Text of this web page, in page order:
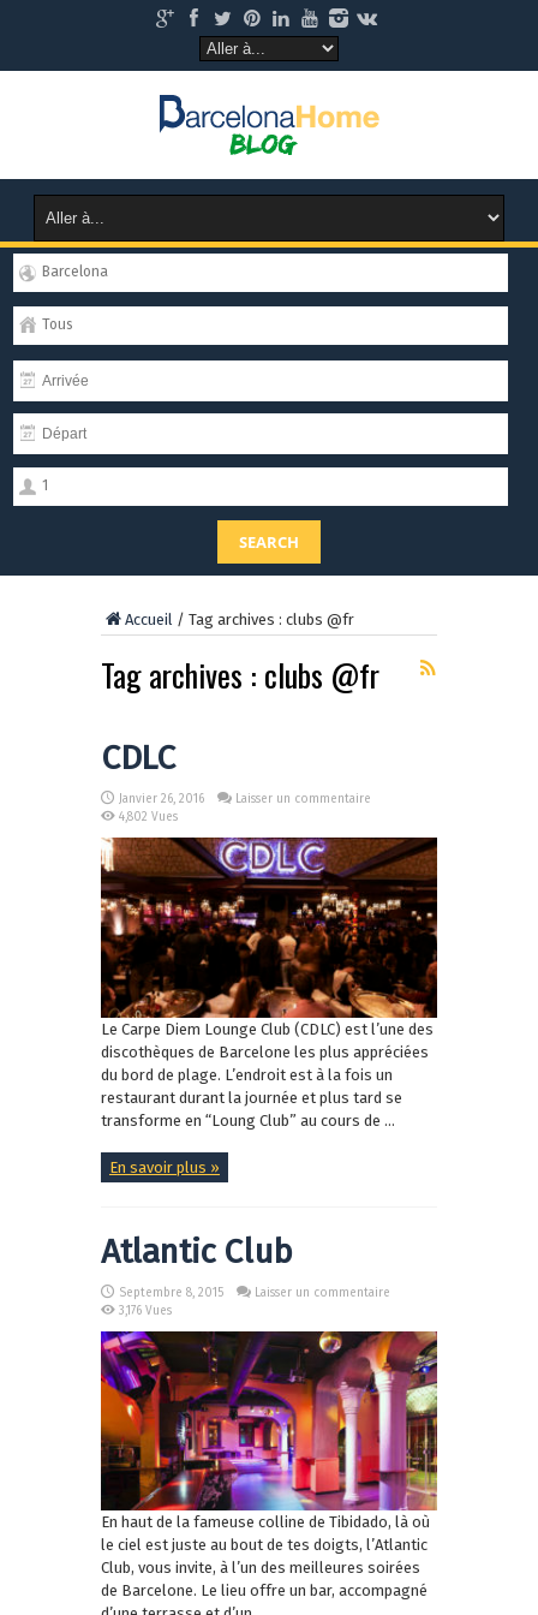
Barcelona
Tous
1
SEARCH
Accueil / Tag archives : clubs @fr
Tag archives : clubs @fr
CDLC
Janvier 26, 2016
Laisser un commentaire
4,802 Vues
Le Carpe Diem Lounge Club (CDLC) est l’une des
discothèques de Barcelone les plus appréciées
du bord de plage. L’endroit est à la fois un
restaurant durant la journée et plus tard se
transforme en “Loung Club” au cours de ...
En savoir plus »
Atlantic Club
Septembre 8, 2015
Laisser un commentaire
3,176 Vues
En haut de la fameuse colline de Tibidado, là où
le ciel est juste au bout de tes doigts, l’Atlantic
Club, vous invite, à l’un des meilleures soirées
de Barcelone. Le lieu offre un bar, accompagné